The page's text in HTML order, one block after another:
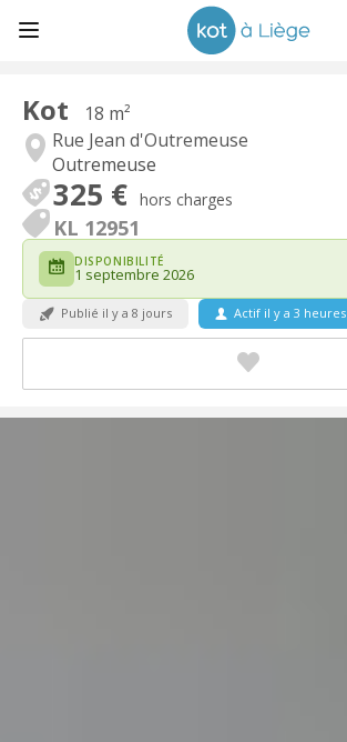
Kot
18 m²
Rue Jean d'Outremeuse
Outremeuse
325 € hors charges
KL 12951
DISPONIBILITÉ
1 septembre 2026
Publié il y a 8 jours Actif il y a 3 heures